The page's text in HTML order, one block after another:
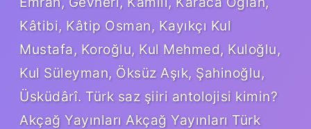
Kâtibi, Kâtip Osman, Kayıkçı Kul
Mustafa, Koroğlu, Kul Mehmed, Kuloğlu,
Kul Süleyman, Öksüz Aşık, Şahinoğlu,
Üsküdârî. Türk saz şiiri antolojisi kimin?
Akçağ Yayınları Akçağ Yayınları Türk